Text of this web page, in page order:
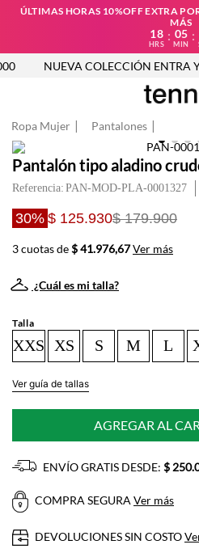
ÚLTIMAS HORAS 10%OFF EXTRA
MÁS
18
HRS
: 05
MIN
:
NUEVA COLECCIÓN ENTRA
Ropa Mujer Pantalones
Pantalón tipo aladino
Referencia: PAN-MOD-PLA-0001327
30% $ 125.930$ 179.900
3 cuotas de$ 41.976,67Ver más
¿Cuál es mi talla?
Talla
XXS XS S M L
Ver guía de tallas
AGREGAR AL
ENVÍO GRATIS DESDE: $
COMPRA SEGURA Ver más
DEVOLUCIONES SIN COSTO